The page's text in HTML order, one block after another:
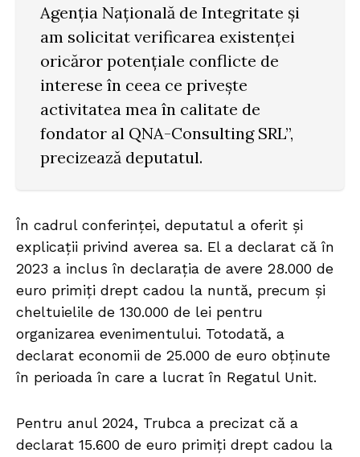
Agenția Națională de Integritate și
am solicitat verificarea existenței
oricăror potențiale conflicte de
interese în ceea ce privește
activitatea mea în calitate de
fondator al QNA-Consulting SRL”,
precizează deputatul.
În cadrul conferinței, deputatul a oferit și
explicații privind averea sa. El a declarat că în
2023 a inclus în declarația de avere 28.000 de
euro primiți drept cadou la nuntă, precum și
cheltuielile de 130.000 de lei pentru
organizarea evenimentului. Totodată, a
declarat economii de 25.000 de euro obținute
în perioada în care a lucrat în Regatul Unit.
Pentru anul 2024, Trubca a precizat că a
declarat 15.600 de euro primiți drept cadou la